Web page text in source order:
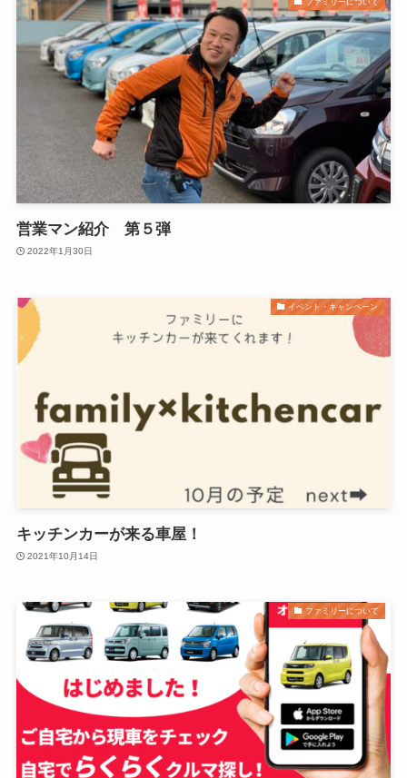
営業マン紹介 第５弾
2022年1月30日
イベント・キャンペーン
キッチンカーが来る車屋！
2021年10月14日
ファミリーについて